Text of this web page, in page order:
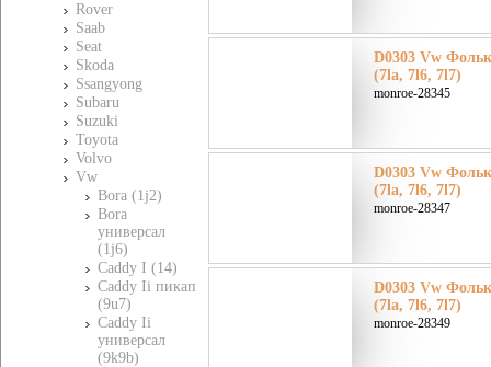
Rover
Saab
Seat
Skoda
Ssangyong
Subaru
Suzuki
Toyota
Volvo
Vw
Bora (1j2)
Bora
универсал
(1j6)
Caddy I (14)
Caddy Ii пикап
(9u7)
Caddy Ii
универсал
(9k9b)
D0303 Vw
(7la, 7l6, 7l7)
monroe-28345
D0303 Vw
(7la, 7l6, 7l7)
monroe-28347
D0303 Vw
(7la, 7l6, 7l7)
monroe-28349